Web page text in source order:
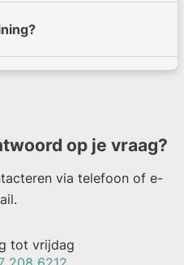
op je vraag?
via telefoon of e-
tot vrijdag